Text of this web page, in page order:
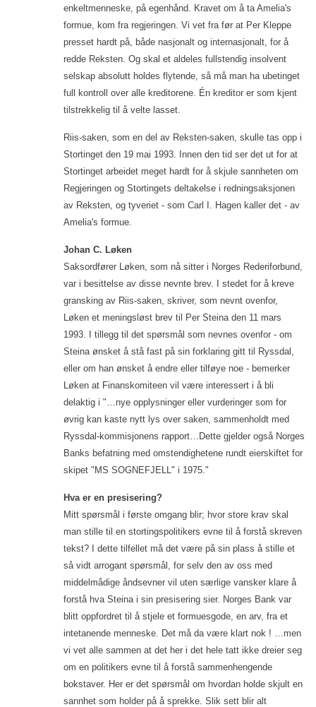
enkeltmenneske, på egenhånd. Kravet om å ta Amelia's
formue, kom fra regjeringen. Vi vet fra før at Per Kleppe
presset hardt på, både nasjonalt og internasjonalt, for å
redde Reksten. Og skal et aldeles fullstendig insolvent
selskap absolutt holdes flytende, så må man ha ubetinget
full kontroll over alle kreditorene. Én kreditor er som kjent
tilstrekkelig til å velte lasset.
Riis-saken, som en del av Reksten-saken, skulle tas opp i
Stortinget den 19 mai 1993. Innen den tid ser det ut for at
Stortinget arbeidet meget hardt for å skjule sannheten om
Regjeringen og Stortingets deltakelse i redningsaksjonen
av Reksten, og tyveriet - som Carl I. Hagen kaller det - av
Amelia's formue.
Johan C. Løken
Saksordfører Løken, som nå sitter i Norges Rederiforbund,
var i besittelse av disse nevnte brev. I stedet for å kreve
gransking av Riis-saken, skriver, som nevnt ovenfor,
Løken et meningsløst brev til Per Steina den 11 mars
1993. I tillegg til det spørsmål som nevnes ovenfor - om
Steina ønsket å stå fast på sin forklaring gitt til Ryssdal,
eller om han ønsket å endre eller tilføye noe - bemerker
Løken at Finanskomiteen vil være interessert i å bli
delaktig i "…nye opplysninger eller vurderinger som for
øvrig kan kaste nytt lys over saken, sammenholdt med
Ryssdal-kommisjonens rapport…Dette gjelder også Norges
Banks befatning med omstendighetene rundt eierskiftet for
skipet "MS SOGNEFJELL" i 1975."
Hva er en presisering?
Mitt spørsmål i første omgang blir; hvor store krav skal
man stille til en stortingspolitikers evne til å forstå skreven
tekst? I dette tilfellet må det være på sin plass å stille et
så vidt arrogant spørsmål, for selv den av oss med
middelmådige åndsevner vil uten særlige vansker klare å
forstå hva Steina i sin presisering sier. Norges Bank var
blitt oppfordret til å stjele et formuesgode, en arv, fra et
intetanende menneske. Det må da være klart nok ! …men
vi vet alle sammen at det her i det hele tatt ikke dreier seg
om en politikers evne til å forstå sammenhengende
bokstaver. Her er det spørsmål om hvordan holde skjult en
sannhet som holder på å sprekke. Slik sett blir alt